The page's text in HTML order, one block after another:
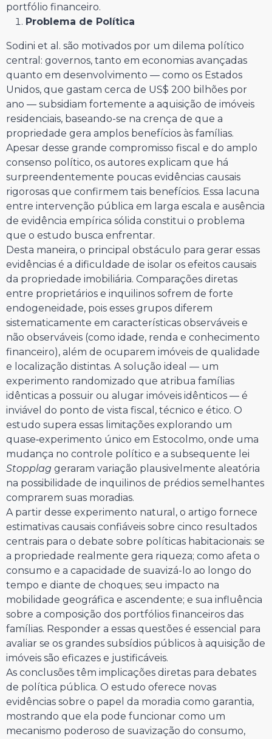
portfólio financeiro.
Problema de Política
Sodini et al. são motivados por um dilema político
central: governos, tanto em economias avançadas
quanto em desenvolvimento — como os Estados
Unidos, que gastam cerca de US$ 200 bilhões por
ano — subsidiam fortemente a aquisição de imóveis
residenciais, baseando-se na crença de que a
propriedade gera amplos benefícios às famílias.
Apesar desse grande compromisso fiscal e do amplo
consenso político, os autores explicam que há
surpreendentemente poucas evidências causais
rigorosas que confirmem tais benefícios. Essa lacuna
entre intervenção pública em larga escala e ausência
de evidência empírica sólida constitui o problema
que o estudo busca enfrentar.
Desta maneira, o principal obstáculo para gerar essas
evidências é a dificuldade de isolar os efeitos causais
da propriedade imobiliária. Comparações diretas
entre proprietários e inquilinos sofrem de forte
endogeneidade, pois esses grupos diferem
sistematicamente em características observáveis e
não observáveis (como idade, renda e conhecimento
financeiro), além de ocuparem imóveis de qualidade
e localização distintas. A solução ideal — um
experimento randomizado que atribua famílias
idênticas a possuir ou alugar imóveis idênticos — é
inviável do ponto de vista fiscal, técnico e ético. O
estudo supera essas limitações explorando um
quase‑experimento único em Estocolmo, onde uma
mudança no controle político e a subsequente lei
Stopplag geraram variação plausivelmente aleatória
na possibilidade de inquilinos de prédios semelhantes
comprarem suas moradias.
A partir desse experimento natural, o artigo fornece
estimativas causais confiáveis sobre cinco resultados
centrais para o debate sobre políticas habitacionais: se
a propriedade realmente gera riqueza; como afeta o
consumo e a capacidade de suavizá-lo ao longo do
tempo e diante de choques; seu impacto na
mobilidade geográfica e ascendente; e sua influência
sobre a composição dos portfólios financeiros das
famílias. Responder a essas questões é essencial para
avaliar se os grandes subsídios públicos à aquisição de
imóveis são eficazes e justificáveis.
As conclusões têm implicações diretas para debates
de política pública. O estudo oferece novas
evidências sobre o papel da moradia como garantia,
mostrando que ela pode funcionar como um
mecanismo poderoso de suavização do consumo,